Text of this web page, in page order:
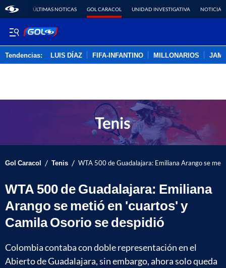
ÚLTIMAS NOTICAS GOL CARACOL UNIDAD INVESTIGATIVA NOTICIAS
Tendencias: LUIS DÍAZ FIFA-INFANTINO MILLONARIOS
Gol Caracol / Tenis / WTA 500 de Guadalajara: Emiliana Arango se
WTA 500 de Guadalajara: Emiliana
Arango se metió en 'cuartos' y
Camila Osorio se despidió
Colombia contaba con doble representación en el
Abierto de Guadalajara, sin embargo, ahora solo queda